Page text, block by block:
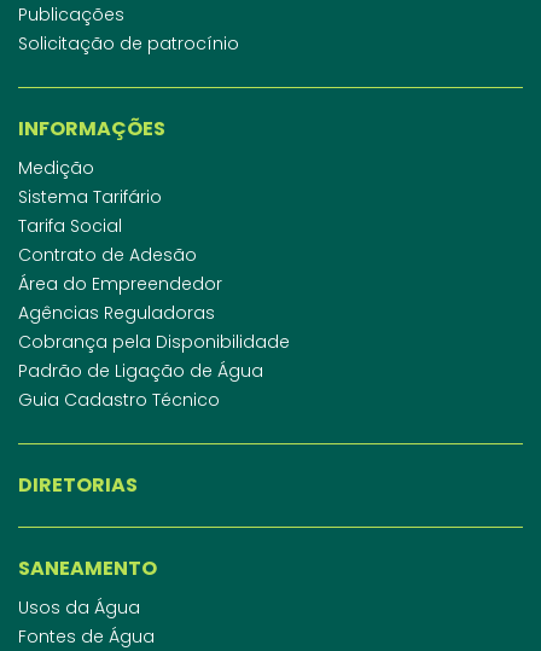
Publicações
Solicitação de patrocínio
INFORMAÇÕES
Medição
Sistema Tarifário
Tarifa Social
Contrato de Adesão
Área do Empreendedor
Agências Reguladoras
Cobrança pela Disponibilidade
Padrão de Ligação de Água
Guia Cadastro Técnico
DIRETORIAS
SANEAMENTO
Usos da Água
Fontes de Água